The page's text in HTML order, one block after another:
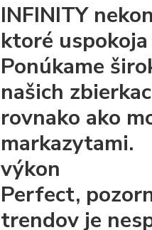
INFINITY
ktoré
Ponúkame
našich
rovnako ako
markazytami.
výkon
Perfect,
trendov je